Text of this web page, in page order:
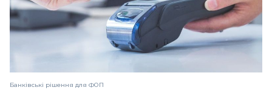
Банківські рішення для ФОП